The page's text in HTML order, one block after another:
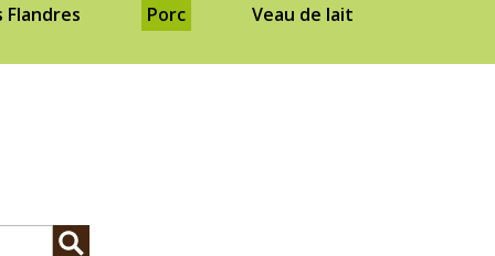
Flandres Porc Veau de lait